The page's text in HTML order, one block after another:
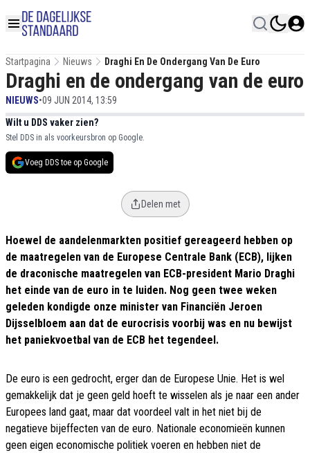
Startpagina Nieuws Draghi En De Ondergang Van De Euro
Draghi en de ondergang van de euro
NIEUWS•09 JUN 2014, 13:59
Wilt u DDS vaker zien?
Stel DDS in als voorkeursbron op Google.
Voeg DDS toe op Google
Delen met
Hoewel de aandelenmarkten positief gereageerd hebben op
de maatregelen van de Europese Centrale Bank (ECB), lijken
de draconische maatregelen van ECB-president Mario Draghi
het einde van de euro in te luiden. Nog geen twee weken
geleden kondigde onze minister van Financiën Jeroen
Dijsselbloem aan dat de eurocrisis voorbij was en nu bewijst
het paniekvoetbal van de ECB het tegendeel.
De euro is een gedrocht, erger dan de Europese Unie. Het is wel
gemakkelijk dat je geen geld hoeft te wisselen als je naar een ander
Europees land gaat, maar dat voordeel valt in het niet bij de
negatieve bijeffecten van de euro. Nationale economieën kunnen
geen eigen economische politiek voeren en hebben niet de